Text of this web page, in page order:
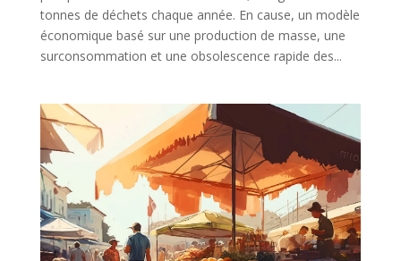
tonnes de déchets chaque année. En cause, un modèle
économique basé sur une production de masse, une
surconsommation et une obsolescence rapide des...